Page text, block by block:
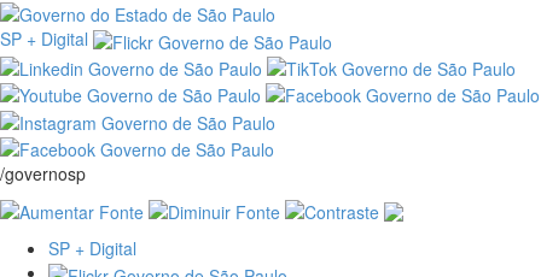
SP + Digital
/governosp
SP + Digital